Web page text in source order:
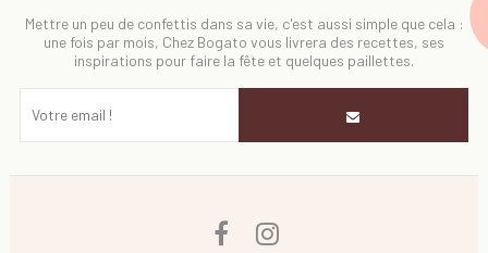
Mettre un peu de confettis dans sa vie, c'est aussi simple que cela :
une fois par mois, Chez Bogato vous livrera des recettes, ses
inspirations pour faire la fête et quelques paillettes.
Facebook